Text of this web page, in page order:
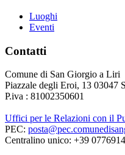
Luoghi
Eventi
Contatti
Comune di San Giorgio a Liri
Piazzale degli Eroi, 13 03047
P.iva : 81002350601
Uffici per le Relazioni con il
PEC:
Centralino unico: +39